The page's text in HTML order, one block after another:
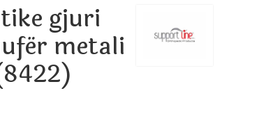
gjuri
metali